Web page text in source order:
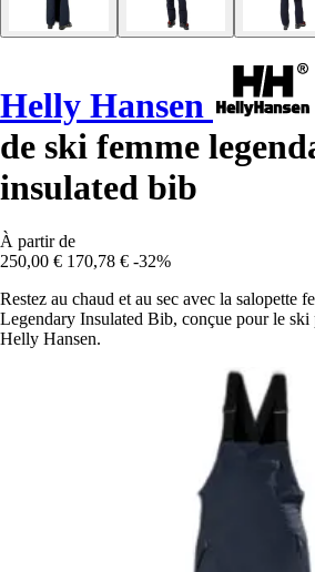
Helly Hansen
de ski femme
insulated bib
À partir de
250,00 € 170,78 € -32%
Restez au chaud et au sec avec la salopette
Legendary Insulated Bib, conçue pour le ski
Helly Hansen.